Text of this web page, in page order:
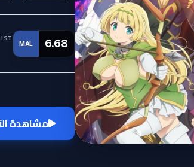
MAL 6.68
مشاهدة